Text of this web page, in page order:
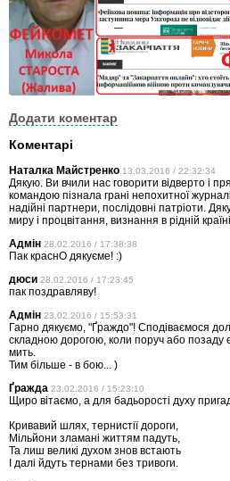
Додати коментар
Коментарі
Наталка Майстренко 13.03.2016 / 22:32:34
Дякую. Ви вчили нас говорити відверто і
командою пізнала грані непохитної
надійні партнери, послідовні патріоти.
миру і процвітання, визнання в рідній
Адмін 28.02.2016 / 17:38:38
Пак краснО дякуєме! :)
дюси 28.02.2016 / 17:23:45
пак поздравляву!
Адмін 23.02.2016 / 15:53:31
Гарно дякуємо, "Ґраждо"! Сподіваємося
складною дорогою, коли поруч або позаду
мить.
Тим більше - в бою... )
Ґражда 23.02.2016 / 15:23:10
Щиро вітаємо, а для бадьорості духу
Кривавий шлях, тернистії дороги,
Мільйони зламані життям падуть,
Та лиш великі духом знов встають
І далі йдуть тернами без тривоги.